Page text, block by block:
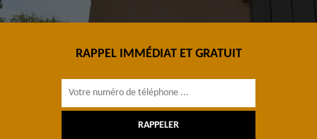
RAPPEL IMMÉDIAT ET GRATUIT